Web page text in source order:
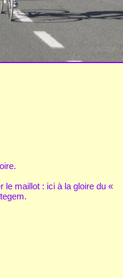
le maillot : ici à la gloire du «